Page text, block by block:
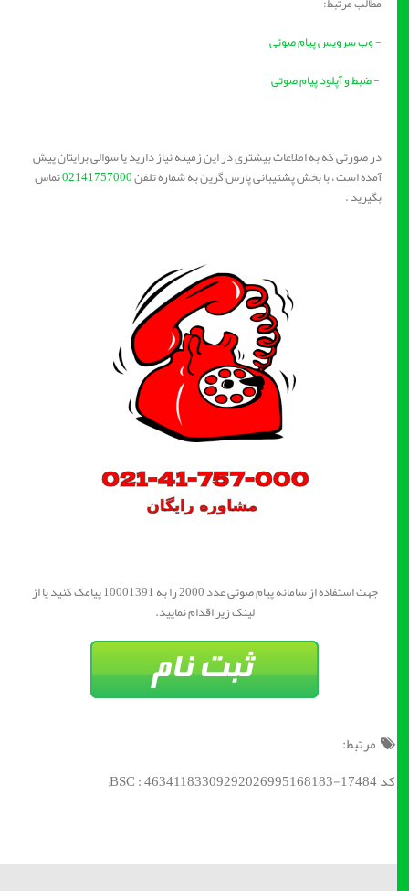
- وب سرویس پیام صوتی
- ضبط و آپلود پیام صوتی
در صورتی که به اطلاعات بیشتری در این زمینه نیاز دارید یا سوالی برایتان پیش
آمده است ، با بخش پشتیبانی پارس گرین به شماره تلفن02141757000تماس
بگیرید .
جهت استفاده از سامانه پیام صوتی عدد 2000 را به 10001391 پیامک کنید یا از
لینک زیر اقدام نمایید.
مرتبط:
کد BSC : 46341183309292026995168183-17484;